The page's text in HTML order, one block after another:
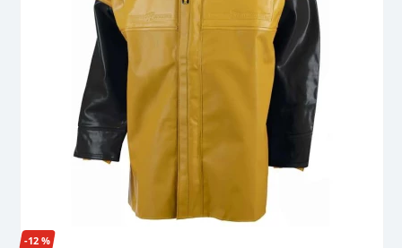
-12 %